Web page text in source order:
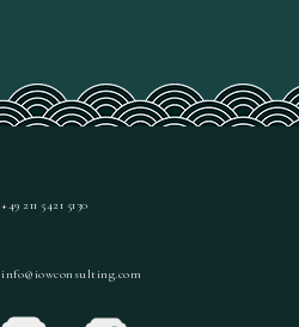
+49 211 5421 5130
info@iowconsulting.com